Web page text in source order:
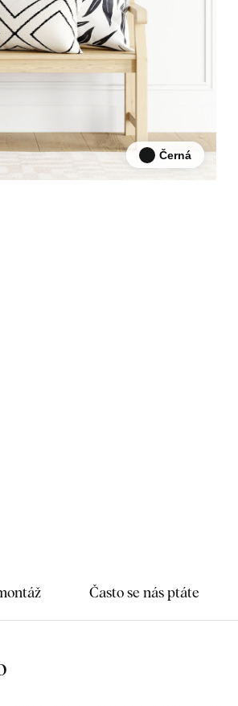
Černá
Často se nás ptáte